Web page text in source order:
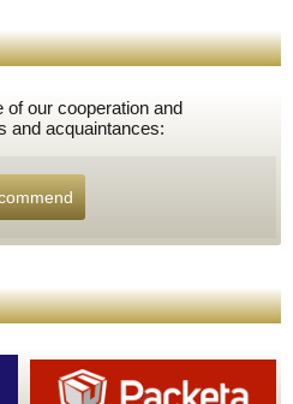
of our cooperation and
and acquaintances: